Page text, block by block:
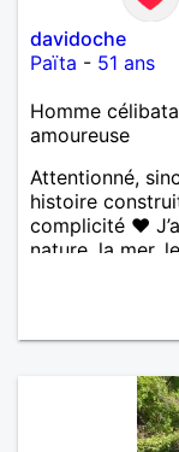
davidoche
Païta - 51 ans
Homme
amoureuse
Attentionné,
histoire
complicité ❤️
nature, la mer,
personnes au
affectueux,
et les calinous
par peser,
temps de